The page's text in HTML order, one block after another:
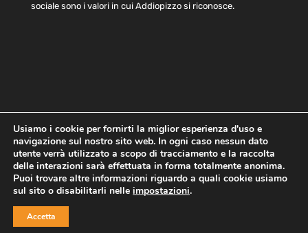
sociale sono i valori in cui Addiopizzo si riconosce.
Home Statuto e bilancio
Contatti
Privacy
Cookie Child Protection Policy
Copyright © 2021 AddioPizzo | Tutti i diritti riservati | Sede
Usiamo i cookie per fornirti la miglior esperienza d'uso e
navigazione sul nostro sito web. In ogni caso nessun dato
utente verrà utilizzato a scopo di tracciamento e la raccolta
delle interazioni sarà effettuata in forma totalmente anonima.
Puoi trovare altre informazioni riguardo a quali cookie usiamo
sul sito o disabilitarli nelle impostazioni.
Accetta